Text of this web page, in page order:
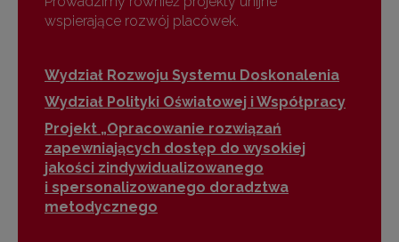
wspierające rozwój placówek.
Wydział Rozwoju Systemu Doskonalenia
Wydział Polityki Oświatowej i Współpracy
Projekt „Opracowanie rozwiązań
zapewniających dostęp do wysokiej
jakości zindywidualizowanego
i spersonalizowanego doradztwa
metodycznego